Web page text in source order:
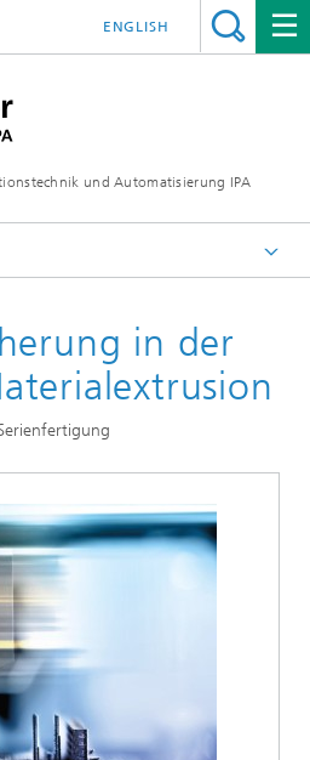
und Automatisierung IPA
ENGLISH
in der